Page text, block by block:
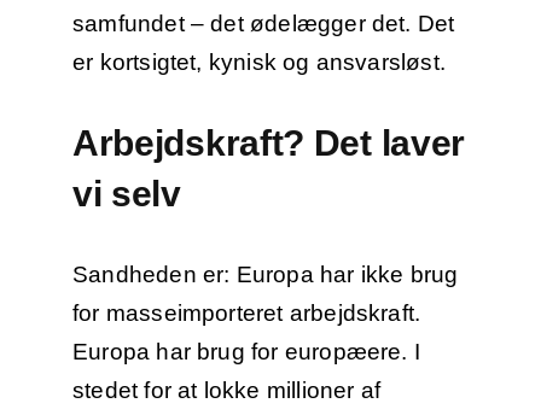
samfundet – det ødelægger det. Det
er kortsigtet, kynisk og ansvarsløst.
Arbejdskraft? Det laver
vi selv
Sandheden er: Europa har ikke brug
for masseimporteret arbejdskraft.
Europa har brug for europæere. I
stedet for at lokke millioner af